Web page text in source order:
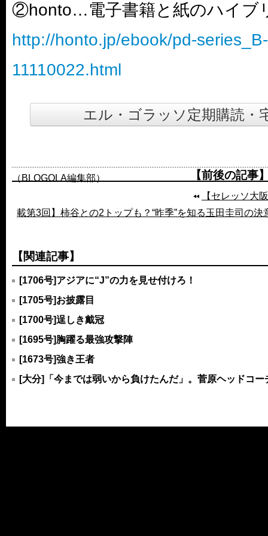
②honto…電子書籍と紙のハイブ
http://honto.jp/ebook/pd-
11110022.html
エル・ゴラッソ定期購読・
（BLOGOLA編集部） 【前後の記事
【セレッソ大
載第3回】柿谷との2トップも？“昨季”を知る玉田圭司の決
【関連記事】
[1706号]アジアに“J”の力を見せ付けろ！
[1705号]お披露目
[1700号]逞しき戴冠
[1695号]胸躍る最強攻撃陣
[1673号]強き王者
[大分]「今までは弱いから負けたんだ」。菅原ヘッドコ